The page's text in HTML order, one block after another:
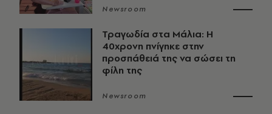
Newsroom
Τραγωδία στα Μάλια: Η
40χρονη πνίγηκε στην
προσπάθειά της να σώσει τη
φίλη της
Newsroom